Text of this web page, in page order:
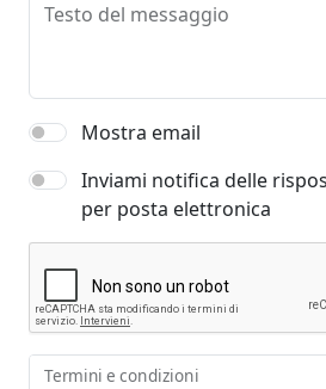
Testo del messaggio
Mostra email
Inviami notifica delle
per posta elettronica
Termini e condizioni